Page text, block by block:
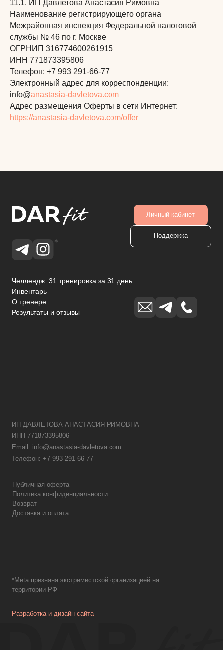
11.1. ИП Давлетова Анастасия Римовна
Наименование регистрирующего органа
Межрайонная инспекция Федеральной налоговой
службы № 46 по г. Москве
ОГРНИП 316774600261915
ИНН 771873395806
Телефон: +7 993 291‑66‑77
Электронный адрес для корреспонденции:
info@anastasia-davletova.com
Адрес размещения Оферты в сети Интернет:
https://anastasia-davletova.com/offer